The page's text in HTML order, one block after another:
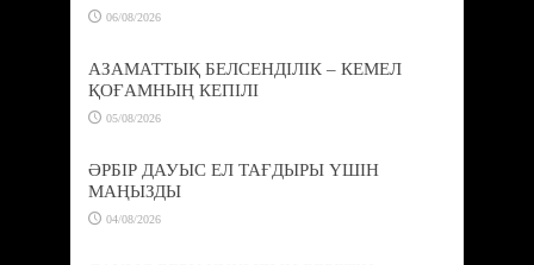
06/08/2026
АЗАМАТТЫҚ БЕЛСЕНДІЛІК – КЕМЕЛ
ҚОҒАМНЫҢ КЕПІЛІ
05/08/2026
ӘРБІР ДАУЫС ЕЛ ТАҒДЫРЫ ҮШІН
МАҢЫЗДЫ
04/08/2026